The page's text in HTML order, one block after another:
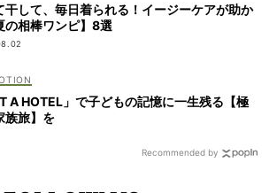
干して、毎日着られる！イージーケアが助か
の相棒ワンピ】8選
A HOTEL」で子どもの記憶に一生残る【極
族旅】を
Recommended by